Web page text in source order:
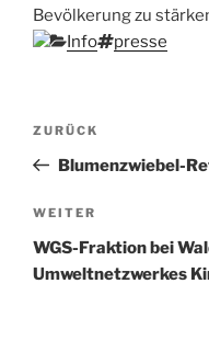
Bevölkerung zu
Kategorien
Info Schlagwörter
presse
Vorheriger
Beitrag
ZURÜCK
Blumenzwiebel-
Nächster
Beitrag
WEITER
WGS-Fraktion bei
Umweltnetzwerkes